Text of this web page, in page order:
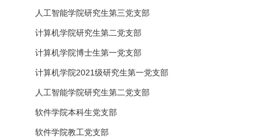
人工智能学院研究生第三党支部
计算机学院研究生第二党支部
计算机学院博士生第一党支部
计算机学院2021级研究生第一党支部
人工智能学院研究生第二党支部
软件学院本科生党支部
软件学院教工党支部